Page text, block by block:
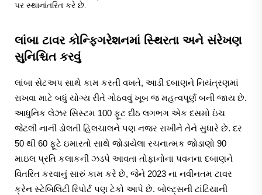
પર સ્થાનાંતરિત કરે છે.
લાંબા ટાવર કોન્ફિગરેશનમાં સ્થિરતા અને સંરેખણ
સુનિશ્ચિત કરવું
લાંબા સેટઅપ સાથે કામ કરતી વખતે, આડી દબાણને નિયંત્રણમાં
રાખવા માટે બધું યોગ્ય રીતે ગોઠવવું ખૂબ જ મહત્વપૂર્ણ બની જાય છે.
આધુનિક લેઝર સિસ્ટમ 100 ફૂટ દીઠ લગભગ એક દસમો ઇંચ
જેટલી નાની ડોલતી હિલચાલને પણ નજર રાખીને તેને સુધારે છે. દર
50 થી 60 ફૂટે ઇમારતો સાથે જોડાયેલા રચનાત્મક જોડાણો 90
માઇલ પ્રતિ કલાકની ઝડપે આવતા તોફાનોના પવનના દબાણને
વિતરિત કરવાનું સારું કામ કરે છે, જેને 2023 ના નવીનતમ ટાવર
ક્રેન સ્ટેબિલિટી રિપોર્ટ પણ ટેકો આપે છે. બોલ્ટ્સની ટાંટિયાની